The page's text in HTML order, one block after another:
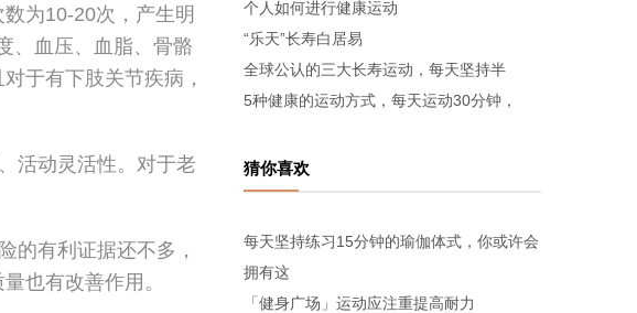
为10-20次，产生明
、血压、血脂、骨骼
于有下肢关节疾病，
活动灵活性。对于老
有利证据还不多，
也有改善作用。
个人如何进行健康运动
“乐天”长寿白居易
全球公认的三大长寿运动，每天坚持半
5种健康的运动方式，每天运动30分钟，
猜你喜欢
每天坚持练习15分钟的瑜伽体式，你或许会
拥有这
「健身广场」运动应注重提高耐力